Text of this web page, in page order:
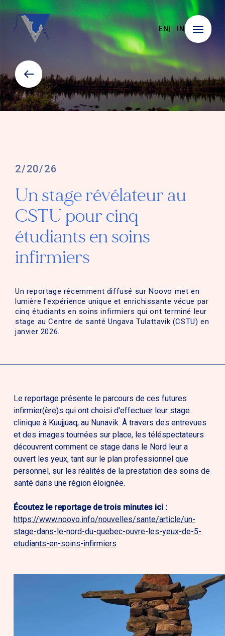
EN IN
2/20/26
Un stage révélateur au
CSTU pour cinq
étudiants en soins
infirmiers
Un reportage récemment diffusé sur Noovo met en
lumière l'expérience unique et enrichissante vécue par
cinq étudiants en soins infirmiers qui ont terminé leur
stage au Centre de santé Ungava Tulattavik (CSTU) en
janvier 2026.
Le reportage présente le parcours de ces futures
infirmier(ère)s qui ont choisi d'effectuer leur stage
clinique à Kuujjuaq, au Nunavik. À travers des entrevues
et des images tournées sur place, les téléspectateurs
découvrent comment ce stage dans le Nord leur a
ouvert les yeux, tant sur le plan professionnel que
personnel, sur les réalités de la prestation des soins de
santé dans une région éloignée.
Écoutez le reportage de trois minutes ici :
https://www.noovo.info/nouvelles/sante/article/un-
stage-dans-le-nord-du-quebec-ouvre-les-yeux-de-5-
etudiants-en-soins-infirmiers